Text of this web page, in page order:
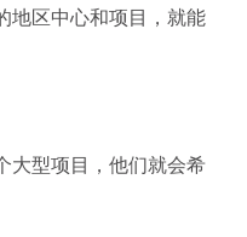
地区中心和项目，就能
大型项目，他们就会希